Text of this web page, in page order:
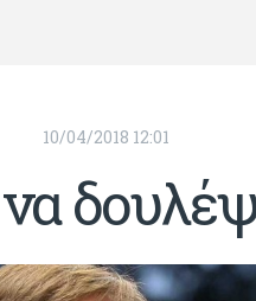
10/04/2018 12:01